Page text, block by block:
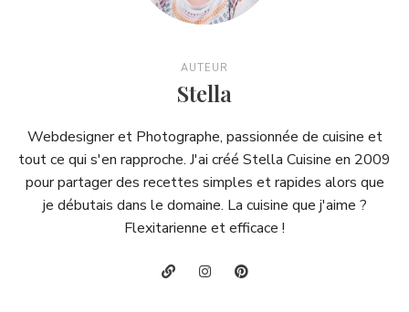
AUTEUR
Stella
Webdesigner et Photographe, passionnée de cuisine et
tout ce qui s'en rapproche. J'ai créé Stella Cuisine en 2009
pour partager des recettes simples et rapides alors que
je débutais dans le domaine. La cuisine que j'aime ?
Flexitarienne et efficace !